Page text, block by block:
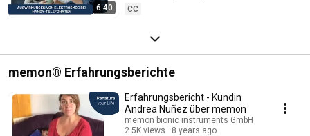
6:40
CC
memon® Erfahrungsberichte
Erfahrungsbericht - Kundin
Andrea Nuñez über memon
memon bionic instruments GmbH
2.5K views
8 years ago